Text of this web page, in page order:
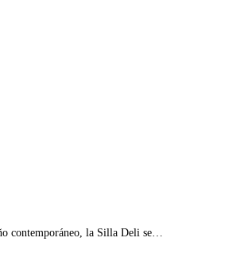
contemporáneo, la Silla Deli se…